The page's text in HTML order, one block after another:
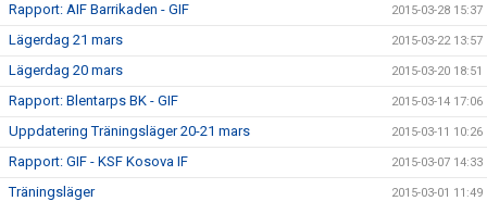
Rapport: AIF Barrikaden - GIF 2015-03-28 15:37
Lägerdag 21 mars 2015-03-22 13:57
Lägerdag 20 mars 2015-03-20 18:51
Rapport: Blentarps BK - GIF 2015-03-14 17:06
Uppdatering Träningsläger 20-21 mars 2015-03-11 10:26
Rapport: GIF - KSF Kosova IF 2015-03-07 14:33
Träningsläger 2015-03-01 11:49